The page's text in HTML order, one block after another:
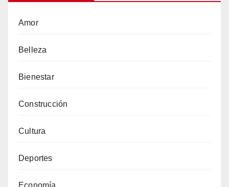
Amor
Belleza
Bienestar
Construcción
Cultura
Deportes
Economía